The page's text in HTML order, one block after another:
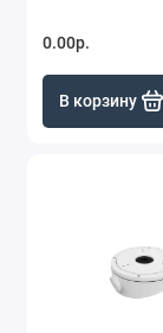
0.00р.
В корзину